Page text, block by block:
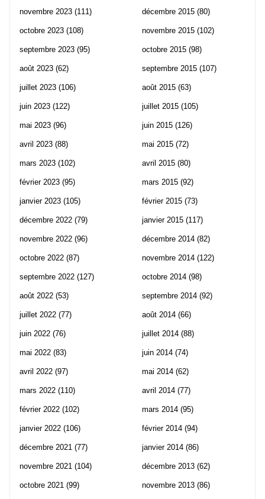
novembre 2023 (111)
octobre 2023 (108)
septembre 2023 (95)
août 2023 (62)
juillet 2023 (106)
juin 2023 (122)
mai 2023 (96)
avril 2023 (88)
mars 2023 (102)
février 2023 (95)
janvier 2023 (105)
décembre 2022 (79)
novembre 2022 (96)
octobre 2022 (87)
septembre 2022 (127)
août 2022 (53)
juillet 2022 (77)
juin 2022 (76)
mai 2022 (83)
avril 2022 (97)
mars 2022 (110)
février 2022 (102)
janvier 2022 (106)
décembre 2021 (77)
novembre 2021 (104)
octobre 2021 (99)
décembre 2015 (80)
novembre 2015 (102)
octobre 2015 (98)
septembre 2015 (107)
août 2015 (63)
juillet 2015 (105)
juin 2015 (126)
mai 2015 (72)
avril 2015 (80)
mars 2015 (92)
février 2015 (73)
janvier 2015 (117)
décembre 2014 (82)
novembre 2014 (122)
octobre 2014 (98)
septembre 2014 (92)
août 2014 (66)
juillet 2014 (88)
juin 2014 (74)
mai 2014 (62)
avril 2014 (77)
mars 2014 (95)
février 2014 (94)
janvier 2014 (86)
décembre 2013 (62)
novembre 2013 (86)